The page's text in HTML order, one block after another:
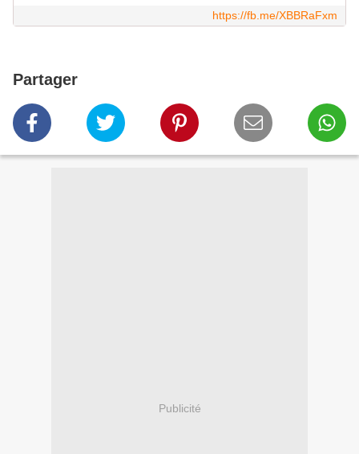
https://fb.me/XBBRaFxm
Partager
Publicité